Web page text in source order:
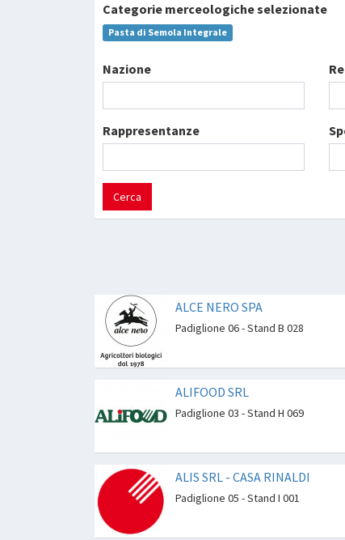
Categorie merceologiche selezionate
Pasta di Semola Integrale
Nazione
Rappresentanze
Cerca
ALCE NERO SPA
Padiglione 06 - Stand B 028
ALIFOOD SRL
Padiglione 03 - Stand H 069
ALIS SRL - CASA RINALDI
Padiglione 05 - Stand I 001